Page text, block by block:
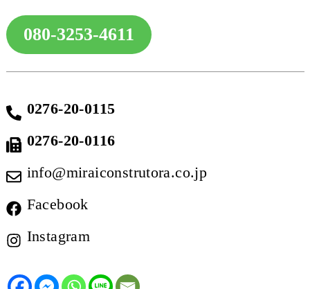
080-3253-4611
0276-20-0115
0276-20-0116
info@miraiconstrutora.co.jp
Facebook
Instagram